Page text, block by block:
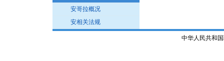
安哥拉概况
安相关法规
中华人民共和